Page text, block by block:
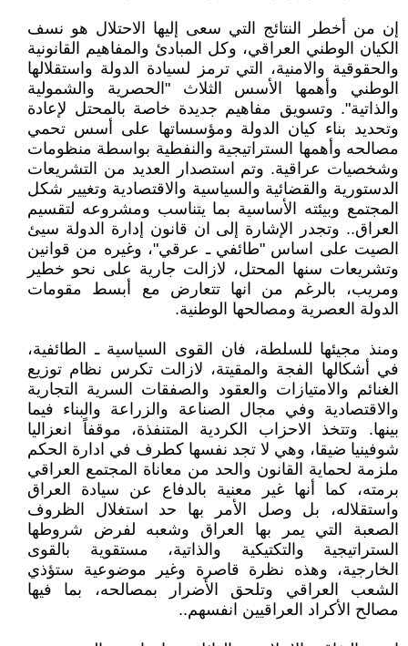
إن من أخطر النتائج التي سعى إليها الاحتلال هو نسف
الكيان الوطني العراقي، وكل المبادئ والمفاهيم القانونية
والحقوقية والامنية، التي ترمز لسيادة الدولة واستقلالها
الوطني وأهمها الأسس الثلاث "الحصرية والشمولية
والذاتية". وتسويق مفاهيم جديدة خاصة بالمحتل لإعادة
وتحديد بناء كيان الدولة ومؤسساتها على أسس تحمي
مصالحه وأهمها الستراتيجية والنفطية بواسطة منظومات
وشخصيات عراقية. وتم استصدار العديد من التشريعات
الدستورية والقضائية والسياسية والاقتصادية وتغيير شكل
المجتمع وبيئته الأساسية بما يتناسب ومشروعه لتقسيم
العراق.. وتجدر الإشارة إلى ان قانون إدارة الدولة سيئ
الصيت على اساس "طائفي ـ عرقي"، وغيره من قوانين
وتشريعات سنها المحتل، لازالت جارية على نحو خطير
ومريب، بالرغم من انها تتعارض مع أبسط مقومات
الدولة العصرية ومصالحها الوطنية.
ومنذ مجيئها للسلطة، فان القوى السياسية ـ الطائفية،
في أشكالها الفجة والمقيتة، لازالت تكرس نظام توزيع
الغنائم والامتيازات والعقود والصفقات السرية التجارية
والاقتصادية وفي مجال الصناعة والزراعة والبناء فيما
بينها. وتتخذ الاحزاب الكردية المتنفذة، موقفاً انعزاليا
شوفينيا ضيقا، وهي لا تجد نفسها كطرف في ادارة الحكم
ملزمة لحماية القانون والحد من معاناة المجتمع العراقي
برمته، كما أنها غير معنية بالدفاع عن سيادة العراق
واستقلاله، بل وصل الأمر بها حد استغلال الظروف
الصعبة التي يمر بها العراق وشعبه لفرض شروطها
الستراتيجية والتكتيكية والذاتية، مستقوية بالقوى
الخارجية، وهذه نظرة قاصرة وغير موضوعية ستؤذي
الشعب العراقي وتلحق الأضرار بمصالحه، بما فيها
مصالح الأكراد العراقيين انفسهم..